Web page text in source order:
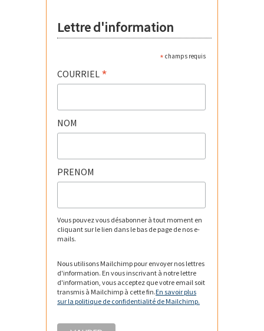
Lettre d'information
* champs requis
COURRIEL *
NOM
PRENOM
Vous pouvez vous désabonner à tout moment en
cliquant sur le lien dans le bas de page de nos e-
mails.
Nous utilisons Mailchimp pour envoyer nos lettres
d'information. En vous inscrivant à notre lettre
d'information, vous acceptez que votre email soit
transmis à Mailchimp à cette fin.En savoir plus
sur la politique de confidentialité de Mailchimp.